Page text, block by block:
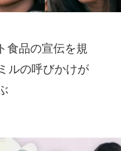
食品の宣伝を規
ルの呼びかけが